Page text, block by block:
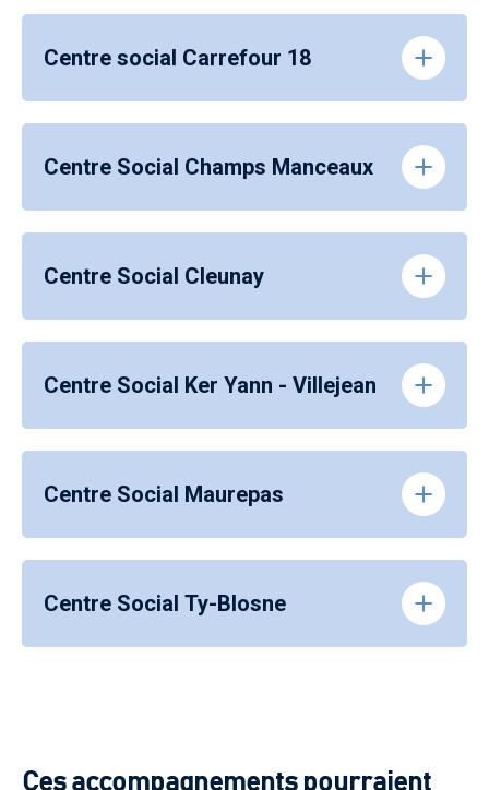
Centre social Carrefour 18
Centre Social Champs Manceaux
Centre Social Cleunay
Centre Social Ker Yann - Villejean
Centre Social Maurepas
Centre Social Ty-Blosne
Ces accompagnements pourraient